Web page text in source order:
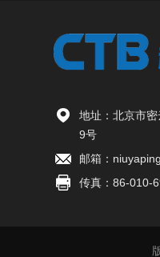
地址：北京市
9号
邮箱：
传真：86-010-